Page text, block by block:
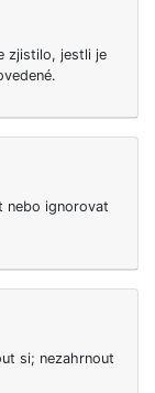
zjistilo, jestli je
nebo ignorovat
si; nezahrnout